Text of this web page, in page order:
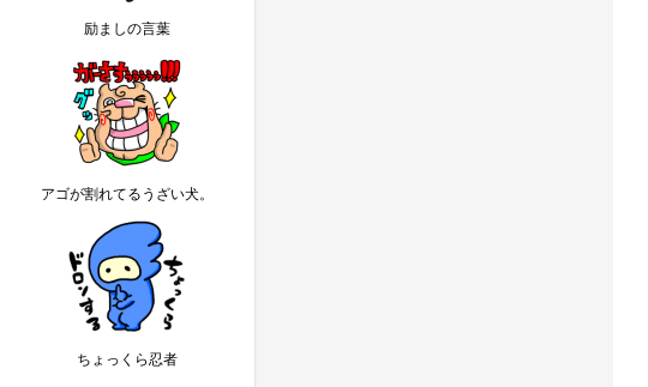
励ましの言葉
アゴが割れてるうざい犬。
ちょっくら忍者